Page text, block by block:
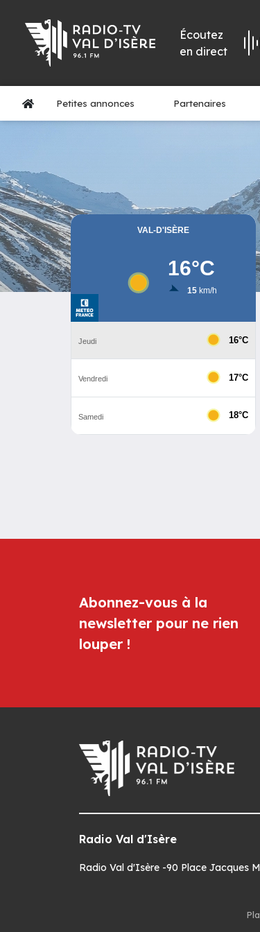
Écoutez
en direct
Petites annonces Partenaires
Abonnez-vous à la
newsletter pour ne rien
louper !
Radio Val d'Isère
Radio Val d'Isère -90 Place Jacques